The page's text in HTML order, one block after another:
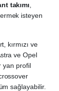
takımı
isteyen
kırmızı ve
ve Opel
yan profil
sağlayabilir.